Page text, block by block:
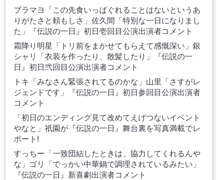
ブラマヨ「この先食いっぱぐれることはないというあ
りがたさと頼もしさ」佐久間「特別な一日になりまし
た」『伝説の一日』初日壱回目公演出演者コメント
霜降り明星「トリ前をまかせてもらえて感慨深い」銀
シャリ「衣装を作ったり、散髪したり」『伝説の一
日』初日弐回目公演出演者コメント
トキ「みなさん緊張されてるのかな」山里「さすがレ
ジェンドです」『伝説の一日』初日参回目公演出演者
コメント
「初日のエンディング見て改めてえげつないイベント
やなと」祇園が『伝説の一日』舞台裏を写真満載でレ
ポート!
すっちー「一致団結したときは、協力してくれるんや
な」ゴリ「でっかい中華鍋で調理されているみたい」
『伝説の一日』新喜劇出演者コメント